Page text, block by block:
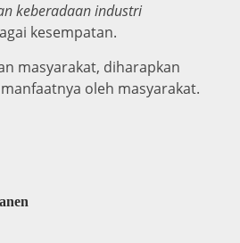
keberadaan industri
kesempatan.
masyarakat, diharapkan
oleh masyarakat.